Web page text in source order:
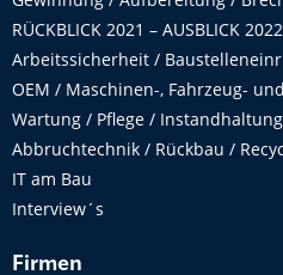
RÜCKBLICK 2021 – AUSBLICK 2022
Arbeitssicherheit /
OEM / Maschinen-, Fahrzeug-
Wartung / Pflege / Instandhaltung
Abbruchtechnik / Rückbau /
IT am Bau
Interview´s
Firmen